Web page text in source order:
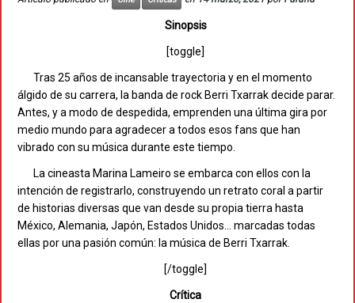
Sinopsis
[toggle]
Tras 25 años de incansable trayectoria y en el momento
álgido de su carrera, la banda de rock Berri Txarrak decide parar.
Antes, y a modo de despedida, emprenden una última gira por
medio mundo para agradecer a todos esos fans que han
vibrado con su música durante este tiempo.
La cineasta Marina Lameiro se embarca con ellos con la
intención de registrarlo, construyendo un retrato coral a partir
de historias diversas que van desde su propia tierra hasta
México, Alemania, Japón, Estados Unidos… marcadas todas
ellas por una pasión común: la música de Berri Txarrak.
[/toggle]
Crítica